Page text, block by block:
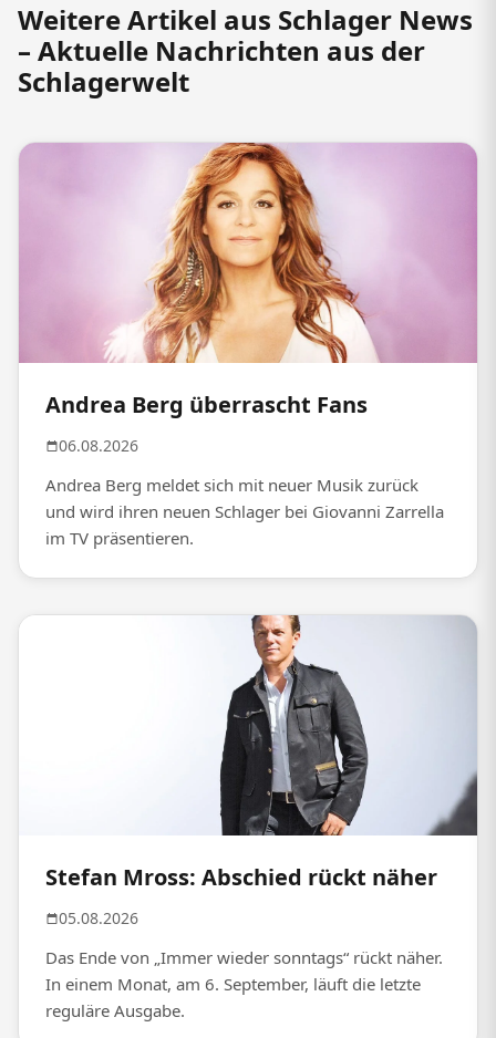
Weitere Artikel aus Schlager News
– Aktuelle Nachrichten aus der
Schlagerwelt
Andrea Berg überrascht Fans
06.08.2026
Andrea Berg meldet sich mit neuer Musik zurück
und wird ihren neuen Schlager bei Giovanni Zarrella
im TV präsentieren.
Stefan Mross: Abschied rückt näher
05.08.2026
Das Ende von „Immer wieder sonntags“ rückt näher.
In einem Monat, am 6. September, läuft die letzte
reguläre Ausgabe.